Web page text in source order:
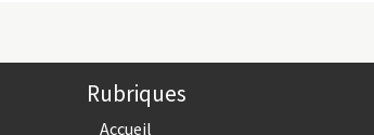
Rubriques
Accueil